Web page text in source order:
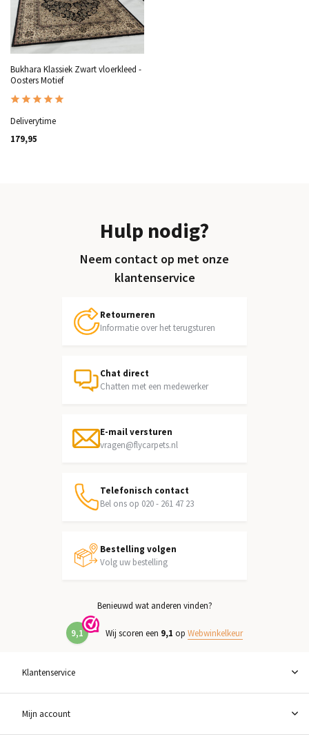
Bukhara Klassiek Zwart vloerkleed -
Oosters Motief
Deliverytime
179,95
Hulp nodig?
Neem contact op met onze
klantenservice
Retourneren
Informatie over het terugsturen
Chat direct
Chatten met een medewerker
E-mail versturen
vragen@flycarpets.nl
Telefonisch contact
Bel ons op 020 - 261 47 23
Bestelling volgen
Volg uw bestelling
Benieuwd wat anderen vinden?
9,1 Wij scoren een 9,1 op Webwinkelkeur
Klantenservice
Mijn account